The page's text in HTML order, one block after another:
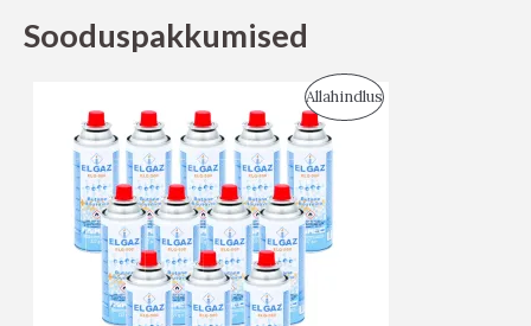
Sooduspakkumised
AllahindlusS